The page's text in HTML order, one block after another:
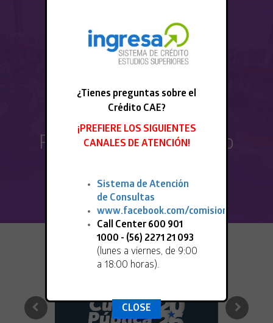
Renovantes del Crédito
VER MÁS
¿Tienes preguntas sobre el
Crédito CAE?
¡PREFIERE LOS SIGUIENTES
CANALES DE ATENCIÓN!
Sistema de Atención
de Consultas
www.facebook.com/comisioningresa
Call Center 600 901
1000 - (56) 2271 21 093
(lunes a viernes, de 9:00
a 18:00 horas).
CLOSE